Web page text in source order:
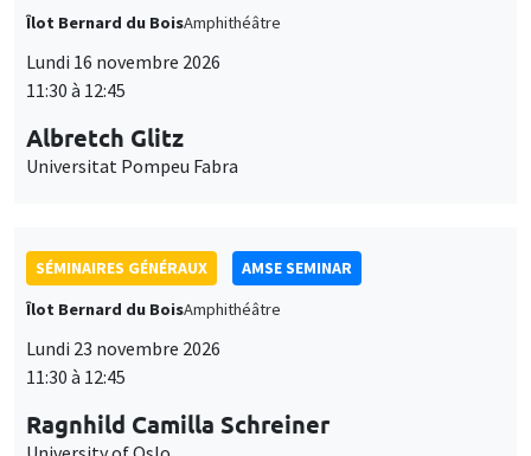
Îlot Bernard du Bois
Amphithéâtre
Lundi 16 novembre 2026
11:30 à 12:45
Albretch Glitz
Universitat Pompeu Fabra
SÉMINAIRES GÉNÉRAUX
AMSE SEMINAR
Îlot Bernard du Bois
Amphithéâtre
Lundi 23 novembre 2026
11:30 à 12:45
Ragnhild Camilla Schreiner
University of Oslo